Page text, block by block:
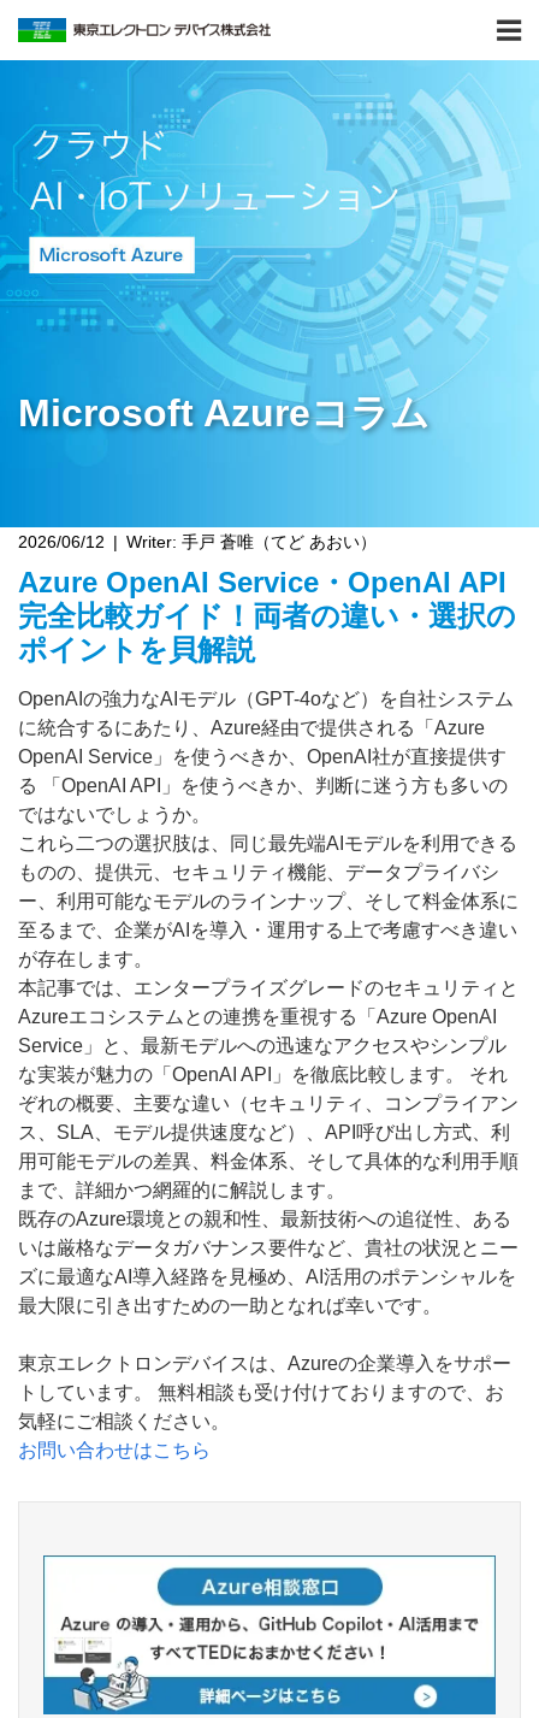
Microsoft Azureコラム
2026/06/12 Writer: 手戸 蒼唯（てど あおい）
Azure OpenAI Service・OpenAI API
完全比較ガイド！両者の違い・選択の
ポイントを貝解説
OpenAIの強力なAIモデル（GPT-4oなど）を自社システム
に統合するにあたり、Azure経由で提供される「Azure
OpenAI Service」を使うべきか、OpenAI社が直接提供す
る 「OpenAI API」を使うべきか、判断に迷う方も多いの
ではないでしょうか。
これら二つの選択肢は、同じ最先端AIモデルを利用できる
ものの、提供元、セキュリティ機能、データプライバシ
ー、利用可能なモデルのラインナップ、そして料金体系に
至るまで、企業がAIを導入・運用する上で考慮すべき違い
が存在します。
本記事では、エンタープライズグレードのセキュリティと
Azureエコシステムとの連携を重視する「Azure OpenAI
Service」と、最新モデルへの迅速なアクセスやシンプル
な実装が魅力の「OpenAI API」を徹底比較します。 それ
ぞれの概要、主要な違い（セキュリティ、コンプライアン
ス、SLA、モデル提供速度など）、API呼び出し方式、利
用可能モデルの差異、料金体系、そして具体的な利用手順
まで、詳細かつ網羅的に解説します。
既存のAzure環境との親和性、最新技術への追従性、ある
いは厳格なデータガバナンス要件など、貴社の状況とニー
ズに最適なAI導入経路を見極め、AI活用のポテンシャルを
最大限に引き出すための一助となれば幸いです。
東京エレクトロンデバイスは、Azureの企業導入をサポー
トしています。 無料相談も受け付けておりますので、お
気軽にご相談ください。
お問い合わせはこちら